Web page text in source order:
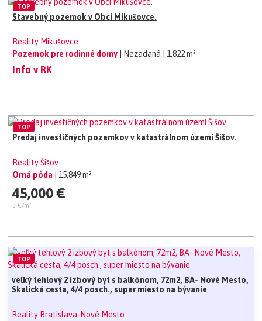
Stavebný pozemok v Obci Mikušovce.
Reality Mikušovce
Pozemok pre rodinné domy
| Nezadaná | 1,822 m²
Info v RK
TOP
Predaj investičných pozemkov v katastrálnom území Šišov.
Reality Šišov
Orná pôda
| 15,849 m²
45,000 €
3 €/m²
TOP
veľký tehlový 2 izbový byt s balkónom, 72m2, BA- Nové Mesto,
Skalická cesta, 4/4 posch., super miesto na bývanie
Reality Bratislava-Nové Mesto
TOP